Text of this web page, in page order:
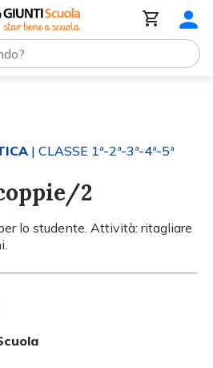
| CLASSE 1ª-2ª-3ª-4ª-5ª
2
lo studente. Attività: ritagliare